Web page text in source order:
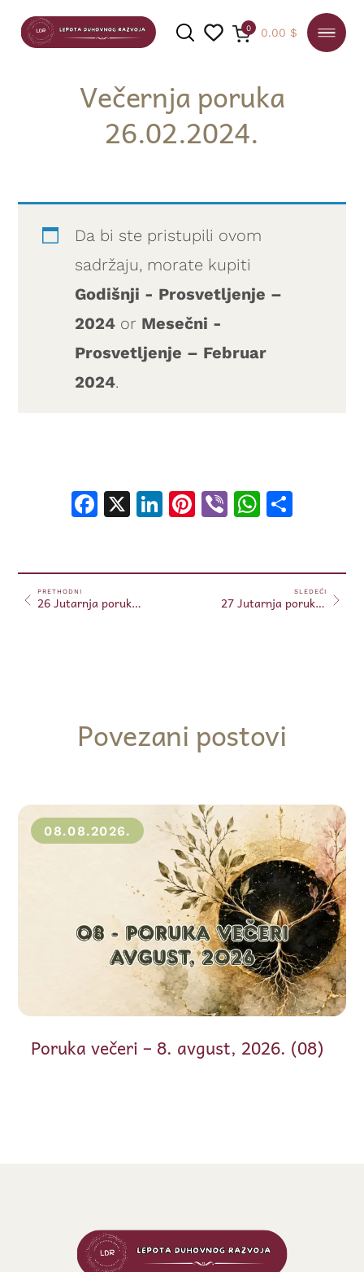
PRETRAGA
0 0.00 $
Večernja poruka
26.02.2024.
Da bi ste pristupili ovom
sadržaju, morate kupiti
Godišnji - Prosvetljenje –
2024 or Mesečni -
Prosvetljenje – Februar
2024.
Facebook
X LinkedIn
Pinterest
Viber
PRETHODNI
26 Jutarnja poruka 26.02.2024. (Free)
SLEDEĆI
27 Jutarnja poruka 27.02.2024. (Free)
Povezani postovi
08.08.2026.
Poruka večeri – 8. avgust, 2026. (08)